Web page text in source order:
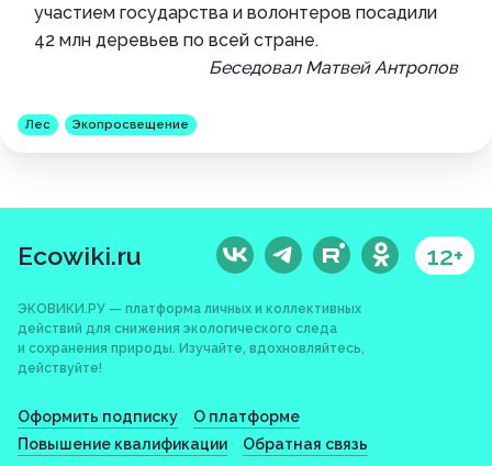
участием государства и волонтеров посадили
42 млн деревьев по всей стране.
Беседовал Матвей Антропов
Лес Экопросвещение
Ecowiki.ru 12+
ЭКОВИКИ.РУ — платформа личных и коллективных
действий для снижения экологического следа
и сохранения природы. Изучайте, вдохновляйтесь,
действуйте!
Оформить подписку
О платформе
Повышение квалификации
Обратная связь